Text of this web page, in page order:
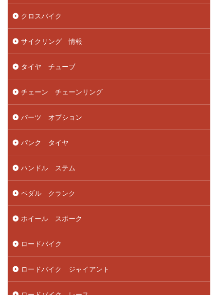
クロスバイク
サイクリング 情報
タイヤ チューブ
チェーン チェーンリング
パーツ オプション
パンク タイヤ
ハンドル ステム
ペダル クランク
ホイール スポーク
ロードバイク
ロードバイク ジャイアント